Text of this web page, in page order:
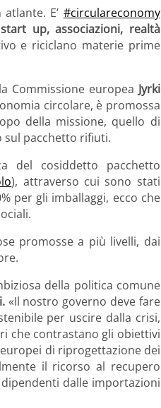
E’ #circulareconomy
up, associazioni, realtà
e riciclano materie prime
Commissione europea Jyrki
circolare, è promossa
della missione, quello di
sul pacchetto rifiuti.
del cosiddetto pacchetto
), attraverso cui sono stati
per gli imballaggi, ecco che
promosse a più livelli, dai
della politica comune
«Il nostro governo deve fare
per uscire dalla crisi,
che contrastano gli obiettivi
di riprogettazione dei
il ricorso al recupero
dalle importazioni